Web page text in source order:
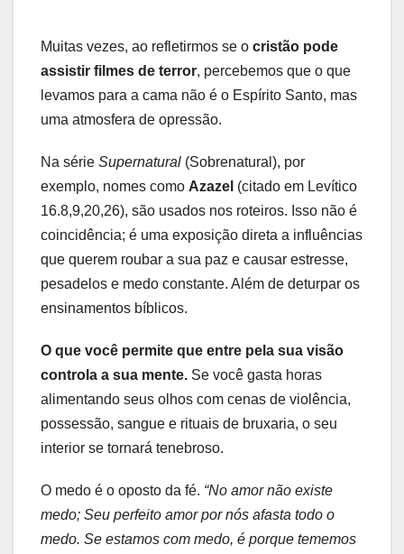
Muitas vezes, ao refletirmos se o cristão pode
assistir filmes de terror, percebemos que o que
levamos para a cama não é o Espírito Santo, mas
uma atmosfera de opressão.
Na série Supernatural (Sobrenatural), por
exemplo, nomes como Azazel (citado em Levítico
16.8,9,20,26), são usados nos roteiros. Isso não é
coincidência; é uma exposição direta a influências
que querem roubar a sua paz e causar estresse,
pesadelos e medo constante. Além de deturpar os
ensinamentos bíblicos.
O que você permite que entre pela sua visão
controla a sua mente. Se você gasta horas
alimentando seus olhos com cenas de violência,
possessão, sangue e rituais de bruxaria, o seu
interior se tornará tenebroso.
O medo é o oposto da fé. “No amor não existe
medo; Seu perfeito amor por nós afasta todo o
medo. Se estamos com medo, é porque tememos